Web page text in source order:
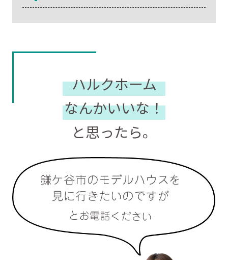
ハルクホーム
なんかいいな！
と思ったら。